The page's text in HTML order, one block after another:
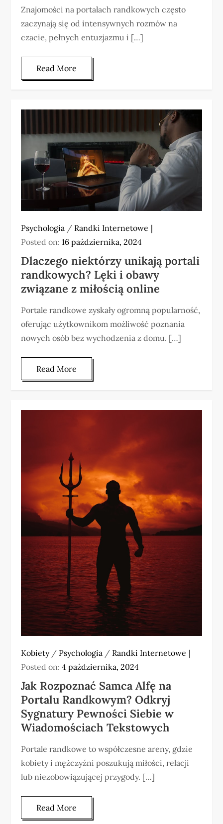
Znajomości na portalach randkowych często
zaczynają się od intensywnych rozmów na
czacie, pełnych entuzjazmu i […]
Read More
Psychologia / Randki Internetowe
Posted on:16 października, 2024
Dlaczego niektórzy unikają portali
randkowych? Lęki i obawy
związane z miłością online
Portale randkowe zyskały ogromną popularność,
oferując użytkownikom możliwość poznania
nowych osób bez wychodzenia z domu. […]
Read More
Kobiety/ Psychologia / Randki Internetowe
Posted on:4 października, 2024
Jak Rozpoznać Samca Alfę na
Portalu Randkowym? Odkryj
Sygnatury Pewności Siebie w
Wiadomościach Tekstowych
Portale randkowe to współczesne areny, gdzie
kobiety i mężczyźni poszukują miłości, relacji
lub niezobowiązującej przygody. […]
Read More